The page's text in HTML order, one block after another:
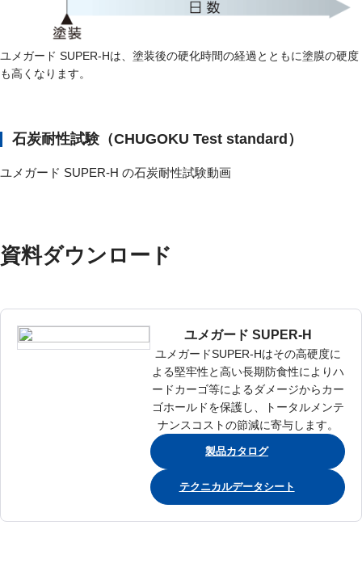
ユメガード SUPER-Hは、塗装後の硬化時間の経過とともに塗膜の硬度
も高くなります。
石炭耐性試験（CHUGOKU Test standard）
ユメガード SUPER-H の石炭耐性試験動画
資料ダウンロード
ユメガード SUPER-H
ユメガードSUPER-Hはその高硬度に
よる堅牢性と高い長期防食性によりハ
ードカーゴ等によるダメージからカー
ゴホールドを保護し、トータルメンテ
ナンスコストの節減に寄与します。
製品カタログ
テクニカルデータシート